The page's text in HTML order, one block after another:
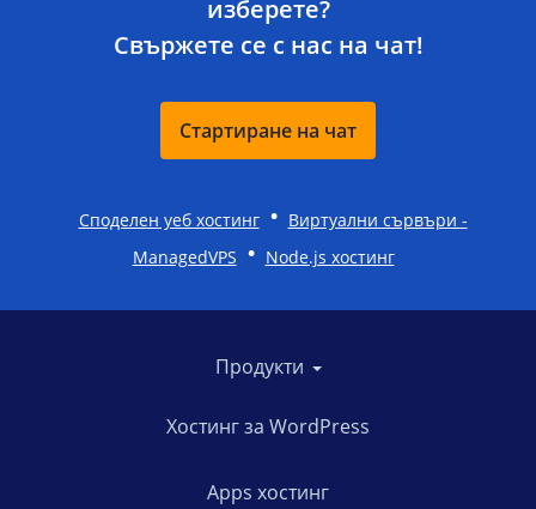
изберете?
Свържете се с нас на чат!
Стартиране на чат
Споделен уеб хостинг • Виртуални сървъри -
ManagedVPS • Node.js хостинг
Продукти
Хостинг за WordPress
Apps хостинг